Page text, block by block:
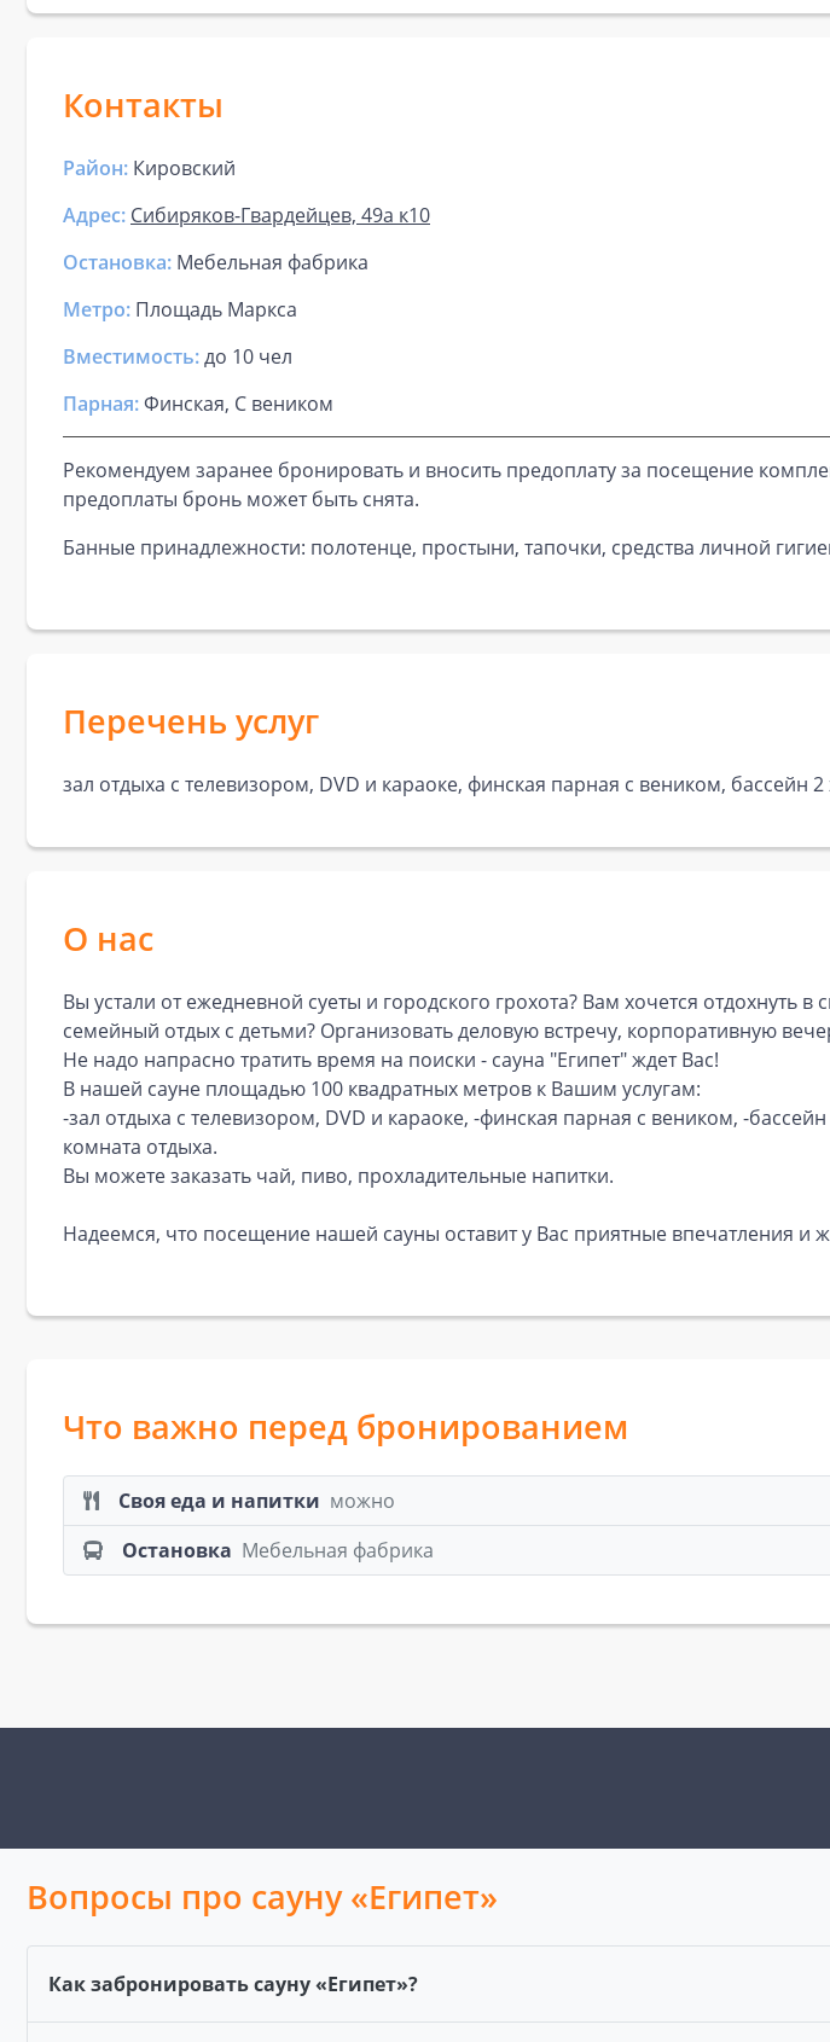
Контакты
Район: Кировский
Адрес: Сибиряков-Гвардейцев, 49а к10
Остановка: Мебельная фабрика
Метро: Площадь Маркса
Вместимость:до 10 чел
Парная:Финская, С веником
Рекомендуем заранее бронировать и вносить предоплату за посещение
предоплаты бронь может быть снята.
Банные принадлежности: полотенце, простыни, тапочки, средства личной
Перечень услуг
зал отдыха с телевизором, DVD и караоке, финская парная с веником, бассейн 2
О нас
Вы устали от ежедневной суеты и городского грохота? Вам хочется отдохнуть
семейный отдых с детьми? Организовать деловую встречу, корпоративную
Не надо напрасно тратить время на поиски - сауна "Египет" ждет Вас!
В нашей сауне площадью 100 квадратных метров к Вашим услугам:
-зал отдыха с телевизором, DVD и караоке, -финская парная с веником, -
комната отдыха.
Вы можете заказать чай, пиво, прохладительные напитки.
Надеемся, что посещение нашей сауны оставит у Вас приятные впечатления и
Что важно перед бронированием
Своя еда и напитки можно
Остановка Мебельная фабрика
Вопросы про сауну «Египет»
Как забронировать сауну «Египет»?